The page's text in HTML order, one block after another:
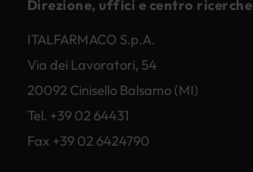
Direzione, uffici e centro ricerche
ITALFARMACO S.p.A.
Via dei Lavoratori, 54
20092 Cinisello Balsamo (MI)
Tel. +39 02 64431
Fax +39 02 6424790